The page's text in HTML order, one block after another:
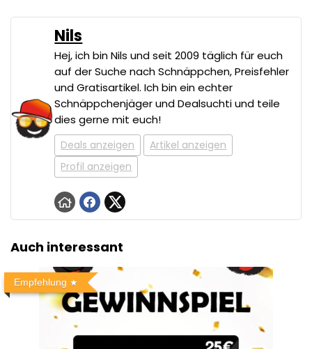
Nils
Hej, ich bin Nils und seit 2009 täglich für euch
auf der Suche nach Schnäppchen, Preisfehler
und Gratisartikel. Ich bin ein echter
Schnäppchenjäger und Dealsuchti und teile
dies gerne mit euch!
Deals anzeigen
Artikel anzeigen
Profil anzeigen
Auch interessant
Empfehlung